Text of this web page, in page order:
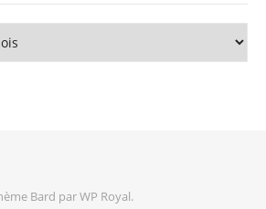
Bard parWP Royal.